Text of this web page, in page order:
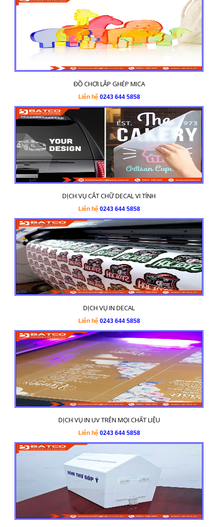
ĐỒ CHƠI LẮP GHÉP MICA
Liên hệ 0243 644 5858
DỊCH VỤ CẮT CHỮ DECAL VI TÍNH
Liên hệ 0243 644 5858
DỊCH VỤ IN DECAL
Liên hệ 0243 644 5858
DỊCH VỤ IN UV TRÊN MỌI CHẤT LIỆU
Liên hệ 0243 644 5858